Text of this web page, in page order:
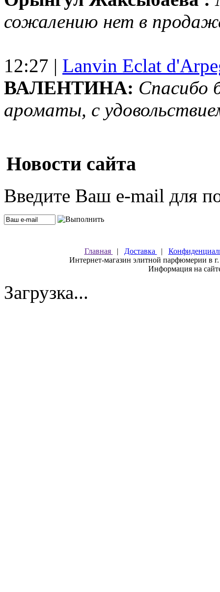
сожалению нет в
12:27 | Lanvin Eclat
ВАЛЕНТИНА: Спасибо
ароматы, с
Новости сайта
Введите Ваш e-mail для
Главная | Доставка |
Интернет-магазин элитной парфюмерии в
Информация на
Загрузка...